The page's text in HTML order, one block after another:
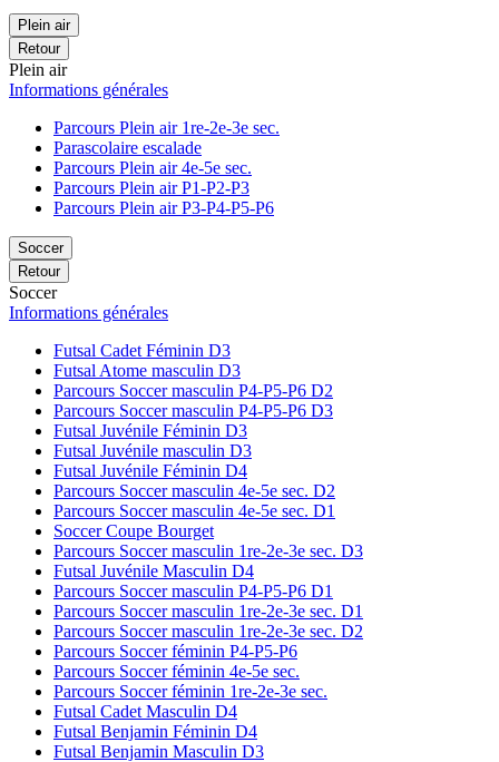
Plein air
Retour
Plein air
Informations générales
Parcours Plein air 1re-2e-3e sec.
Parascolaire escalade
Parcours Plein air 4e-5e sec.
Parcours Plein air P1-P2-P3
Parcours Plein air P3-P4-P5-P6
Soccer
Retour
Soccer
Informations générales
Futsal Cadet Féminin D3
Futsal Atome masculin D3
Parcours Soccer masculin P4-P5-P6 D2
Parcours Soccer masculin P4-P5-P6 D3
Futsal Juvénile Féminin D3
Futsal Juvénile masculin D3
Futsal Juvénile Féminin D4
Parcours Soccer masculin 4e-5e sec. D2
Parcours Soccer masculin 4e-5e sec. D1
Soccer Coupe Bourget
Parcours Soccer masculin 1re-2e-3e sec. D3
Futsal Juvénile Masculin D4
Parcours Soccer masculin P4-P5-P6 D1
Parcours Soccer masculin 1re-2e-3e sec. D1
Parcours Soccer masculin 1re-2e-3e sec. D2
Parcours Soccer féminin P4-P5-P6
Parcours Soccer féminin 4e-5e sec.
Parcours Soccer féminin 1re-2e-3e sec.
Futsal Cadet Masculin D4
Futsal Benjamin Féminin D4
Futsal Benjamin Masculin D3